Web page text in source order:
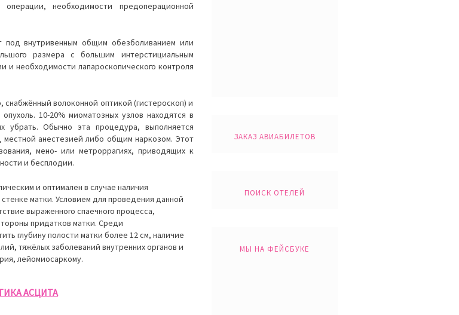
необходимости предоперационной
под внутривенным общим обезболиванием или
размера с большим интерстициальным
необходимости лапароскопического контроля
волоконной оптикой (гистероскоп) и
10-20% миоматозных узлов находятся в
Обычно эта процедура, выполняется
местной анестезией либо общим наркозом. Этот
мено- или метроррагиях, приводящих к
и бесплодии.
и оптимален в случае наличия
матки. Условием для проведения данной
выраженного спаечного процесса,
придатков матки. Среди
глубину полости матки более 12 см, наличие
тяжёлых заболеваний внутренних органов и
лейомиосаркому.
АСЦИТА
ЗАКАЗ АВИАБИЛЕТОВ
ПОИСК ОТЕЛЕЙ
МЫ НА ФЕЙСБУКЕ